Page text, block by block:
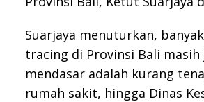
Suarjaya menuturkan,
tracing di Provinsi Bali
mendasar adalah kurang
rumah sakit, hingga Dinas